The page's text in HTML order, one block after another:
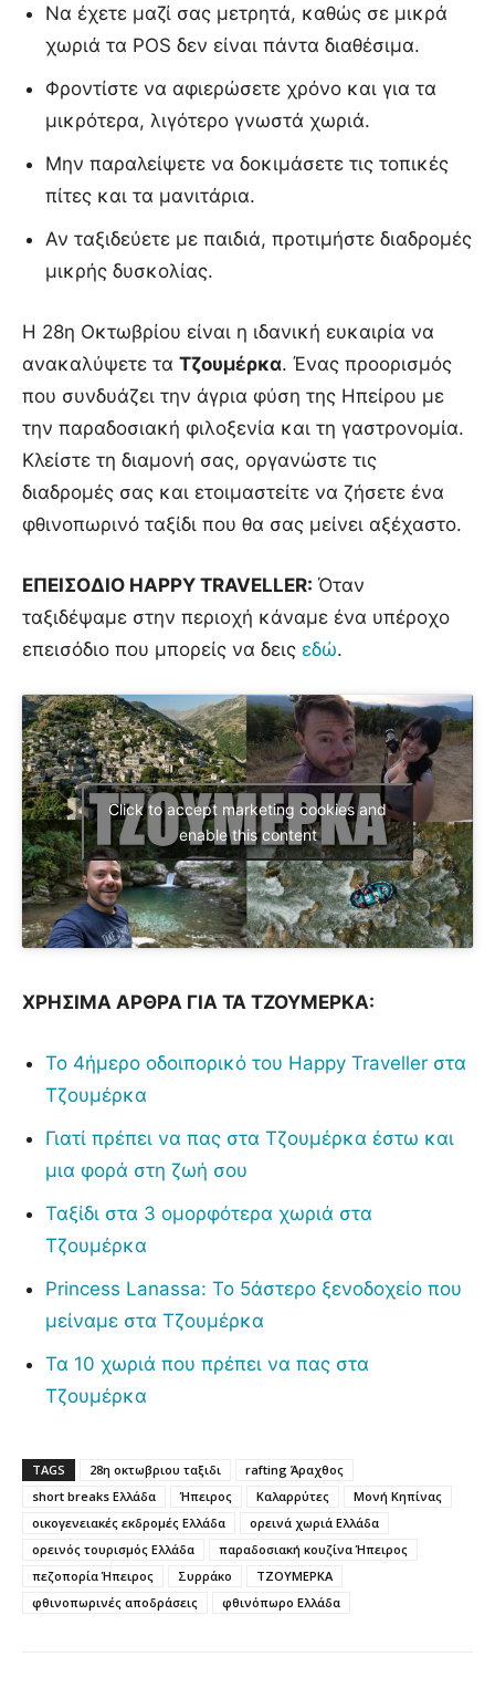
Να έχετε μαζί σας μετρητά, καθώς σε μικρά
χωριά τα POS δεν είναι πάντα διαθέσιμα.
Φροντίστε να αφιερώσετε χρόνο και για τα
μικρότερα, λιγότερο γνωστά χωριά.
Μην παραλείψετε να δοκιμάσετε τις τοπικές
πίτες και τα μανιτάρια.
Αν ταξιδεύετε με παιδιά, προτιμήστε διαδρομές
μικρής δυσκολίας.
Η 28η Οκτωβρίου είναι η ιδανική ευκαιρία να
ανακαλύψετε τα Τζουμέρκα. Ένας προορισμός
που συνδυάζει την άγρια φύση της Ηπείρου με
την παραδοσιακή φιλοξενία και τη γαστρονομία.
Κλείστε τη διαμονή σας, οργανώστε τις
διαδρομές σας και ετοιμαστείτε να ζήσετε ένα
φθινοπωρινό ταξίδι που θα σας μείνει αξέχαστο.
ΕΠΕΙΣΟΔΙΟ HAPPY TRAVELLER: Όταν
ταξιδέψαμε στην περιοχή κάναμε ένα υπέροχο
επεισόδιο που μπορείς να δεις εδώ.
Click to accept marketing cookies and
enable this content
ΧΡΗΣΙΜΑ ΑΡΘΡΑ ΓΙΑ ΤΑ ΤΖΟΥΜΕΡΚΑ:
Το 4ήμερο οδοιπορικό του Happy Traveller στα
Τζουμέρκα
Γιατί πρέπει να πας στα Τζουμέρκα έστω και
μια φορά στη ζωή σου
Ταξίδι στα 3 ομορφότερα χωριά στα
Τζουμέρκα
Princess Lanassa: Το 5άστερο ξενοδοχείο που
μείναμε στα Τζουμέρκα
Τα 10 χωριά που πρέπει να πας στα
Τζουμέρκα
TAGS 28η οκτωβριου ταξιδι
rafting Άραχθος
short breaks Ελλάδα
Ήπειρος Καλαρρύτες
Μονή Κηπίνας
οικογενειακές εκδρομές Ελλάδα
ορεινά χωριά Ελλάδα
ορεινός τουρισμός Ελλάδα
παραδοσιακή κουζίνα Ήπειρος
πεζοπορία Ήπειρος
Συρράκο
ΤΖΟΥΜΕΡΚΑ
φθινοπωρινές αποδράσεις
φθινόπωρο Ελλάδα